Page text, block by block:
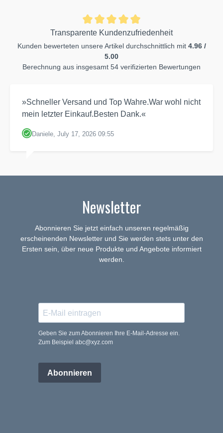
Transparente Kundenzufriedenheit
Kunden bewerteten unsere Artikel durchschnittlich mit 4.96 /
5.00
Berechnung aus insgesamt 54 verifizierten Bewertungen
»Schneller Versand und Top Wahre.War wohl nicht
mein letzter Einkauf.Besten Dank.«
Daniele, July 17, 2026 09:55
Newsletter
Abonnieren Sie jetzt einfach unseren regelmäßig
erscheinenden Newsletter und Sie werden stets unter den
Ersten sein, über neue Produkte und Angebote informiert
werden.
Geben Sie zum Abonnieren Ihre E-Mail-Adresse ein.
Zum Beispiel abc@xyz.com
Abonnieren